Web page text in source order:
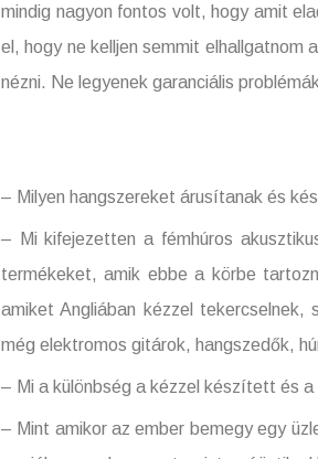
mindig nagyon fontos volt, hogy amit
el, hogy ne kelljen semmit elhallgatnom
nézni. Ne legyenek garanciális
– Milyen hangszereket árusítanak és
– Mi kifejezetten a fémhúros
termékeket, amik ebbe a körbe
amiket Angliában kézzel tekercselnek,
még elektromos gitárok, hangszedők,
– Mi a különbség a kézzel készített és
– Mint amikor az ember bemegy egy